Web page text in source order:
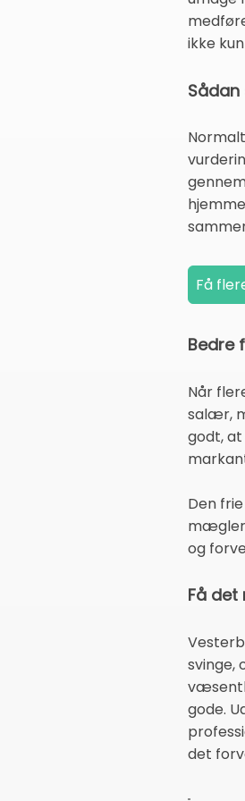
ikke
Bedre
Når
salær,
godt,
Den
og
Få det
svinge,
gode.
det